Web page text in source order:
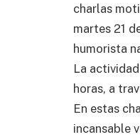
charlas
martes 21
humorista
La
horas, a
En estas
incansable